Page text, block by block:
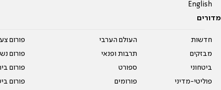
English
מדורים
חדשות
מבזקים
ביטחוני
פוליטי-מדיני
העולם הערבי
תרבות ופנאי
ספורט
פורומים
פורום
פורום
פורום
פורום